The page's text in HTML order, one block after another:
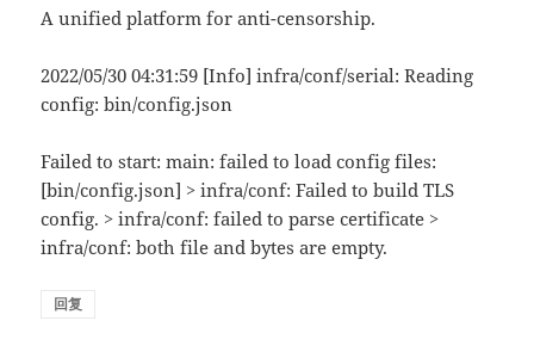
A unified platform for anti-censorship.
2022/05/30 04:31:59 [Info] infra/conf/serial: Reading
config: bin/config.json
Failed to start: main: failed to load config files:
[bin/config.json] > infra/conf: Failed to build TLS
config. > infra/conf: failed to parse certificate >
infra/conf: both file and bytes are empty.
回复